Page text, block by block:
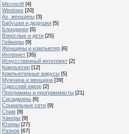
Microsoft [4]
Windows [20]
Ах, женщины [3]
Бабушки и дедушки [5]
Блондинки [5]
Взрослые и дети [25]
Геймеры [9]
Женщины и компьютер [6]
Интернет [35]
Искусственный интеллект [2]
Компьютер [12]
Компьютерные вирусы [5]
Мужчина и женщина [39]
Одесский юмор [2]
Программы и программисты [21]
Сисадмины [6]
Социальные сети [9]
Спам [9]
Хакеры [9]
Юзеры [27]
Разное [67]